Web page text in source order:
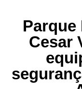
Parque
Cesar